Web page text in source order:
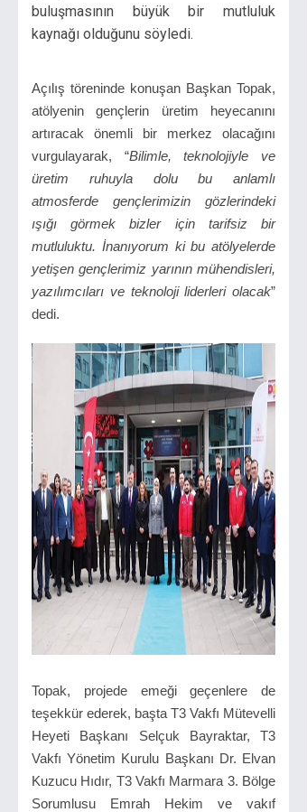
buluşmasının büyük bir mutluluk
kaynağı olduğunu söyledi.
Açılış töreninde konuşan Başkan Topak,
atölyenin gençlerin üretim heyecanını
artıracak önemli bir merkez olacağını
vurgulayarak, “Bilimle, teknolojiyle ve
üretim ruhuyla dolu bu anlamlı
atmosferde gençlerimizin gözlerindeki
ışığı görmek bizler için tarifsiz bir
mutluluktu. İnanıyorum ki bu atölyelerde
yetişen gençlerimiz yarının mühendisleri,
yazılımcıları ve teknoloji liderleri olacak”
dedi.
Topak, projede emeği geçenlere de
teşekkür ederek, başta T3 Vakfı Mütevelli
Heyeti Başkanı Selçuk Bayraktar, T3
Vakfı Yönetim Kurulu Başkanı Dr. Elvan
Kuzucu Hıdır, T3 Vakfı Marmara 3. Bölge
Sorumlusu Emrah Hekim ve vakıf